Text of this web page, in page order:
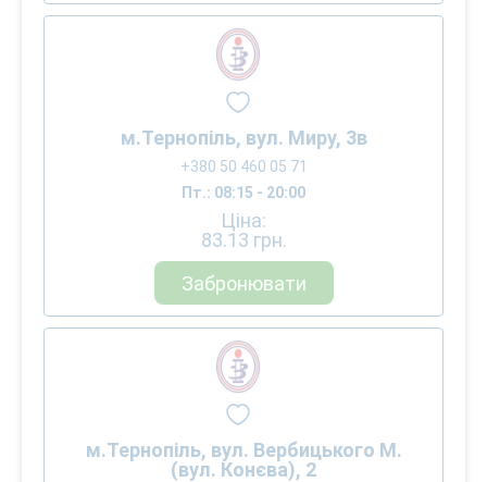
м.Тернопіль, вул. Миру, 3в
+380 50 460 05 71
Пт.: 08:15 - 20:00
Ціна:
83.13 грн.
Забронювати
м.Тернопіль, вул. Вербицького М.
(вул. Конєва), 2